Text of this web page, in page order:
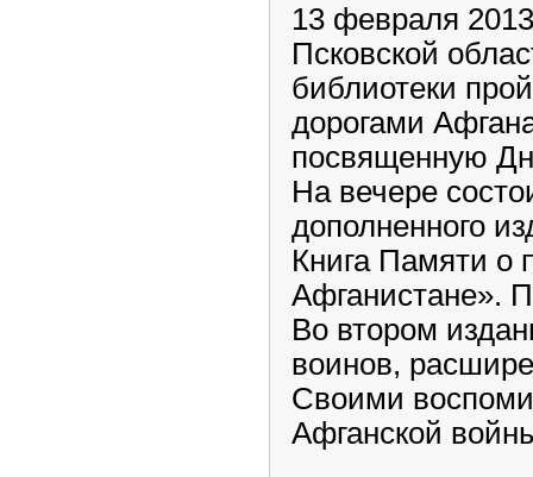
13 февраля
Псковской
библиотеки
дорогами
посвященную
На вечере
дополненного
Книга Памяти о
Афганистане».
Во втором
воинов,
Своими
Афганской